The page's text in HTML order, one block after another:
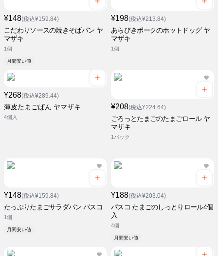
¥148(税込¥159.84)
こだわりソースの焼きそばパン ヤ
マザキ
1個
月間安い値
¥198(税込¥213.84)
あらびきポークのホットドッグ ヤ
マザキ
1個
¥268(税込¥289.44)
薄皮たまごぱん ヤマザキ
4個入
¥208(税込¥224.64)
ごろっとたまごのたまごロール ヤ
マザキ
1パック
¥148(税込¥159.84)
たっぷりたまごサラダパン パスコ
1個
月間安い値
¥188(税込¥203.04)
パスコ たまごのしっとりロール4個
入
4個
月間安い値